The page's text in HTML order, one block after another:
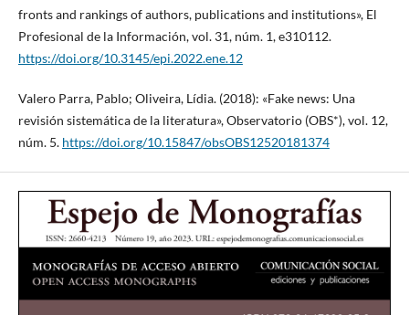
fronts and rankings of authors, publications and institutions», El
Profesional de la Información, vol. 31, núm. 1, e310112.
https://doi.org/10.3145/epi.2022.ene.12
Valero Parra, Pablo; Oliveira, Lídia. (2018): «Fake news: Una
revisión sistemática de la literatura», Observatorio (OBS*), vol. 12,
núm. 5. https://doi.org/10.15847/obsOBS12520181374